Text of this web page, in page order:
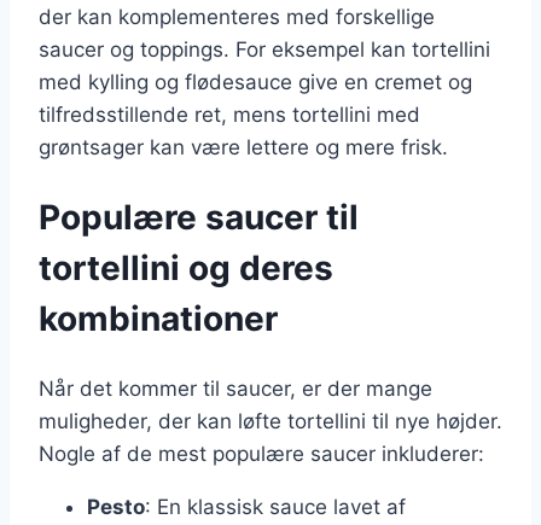
der kan komplementeres med forskellige
saucer og toppings. For eksempel kan tortellini
med kylling og flødesauce give en cremet og
tilfredsstillende ret, mens tortellini med
grøntsager kan være lettere og mere frisk.
Populære saucer til
tortellini og deres
kombinationer
Når det kommer til saucer, er der mange
muligheder, der kan løfte tortellini til nye højder.
Nogle af de mest populære saucer inkluderer:
Pesto: En klassisk sauce lavet af